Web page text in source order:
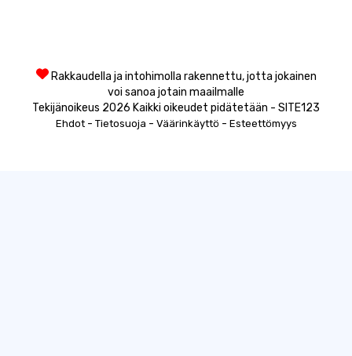
Rakkaudella ja intohimolla rakennettu, jotta jokainen
voi sanoa jotain maailmalle
Tekijänoikeus 2026 Kaikki oikeudet pidätetään - SITE123
Ehdot- Tietosuoja - Väärinkäyttö - Esteettömyys